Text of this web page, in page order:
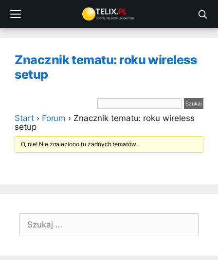
treści
Znacznik tematu: roku wireless
setup
Start › Forum › Znacznik tematu: roku wireless
setup
O, nie! Nie znaleziono tu żadnych tematów.
Szukaj: